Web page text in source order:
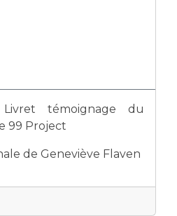
Livret témoignage du
99 Project
de Geneviève Flaven